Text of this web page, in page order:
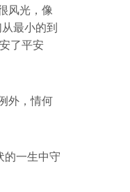
风光，像
最小的到
了平安
外，情何
的一生中守